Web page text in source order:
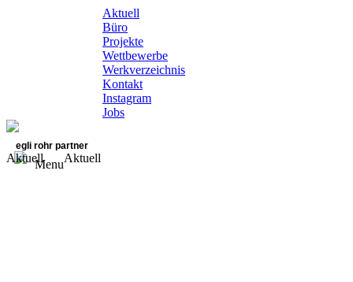
Aktuell
Büro
Projekte
Wettbewerbe
Werkverzeichnis
Kontakt
Instagram
Jobs
egli rohr partner
Menu
Aktuell Aktuell